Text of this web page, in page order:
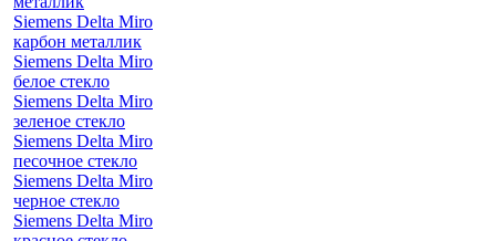
Siemens Delta Miro
карбон металлик
Siemens Delta Miro
белое стекло
Siemens Delta Miro
зеленое стекло
Siemens Delta Miro
песочное стекло
Siemens Delta Miro
черное стекло
Siemens Delta Miro